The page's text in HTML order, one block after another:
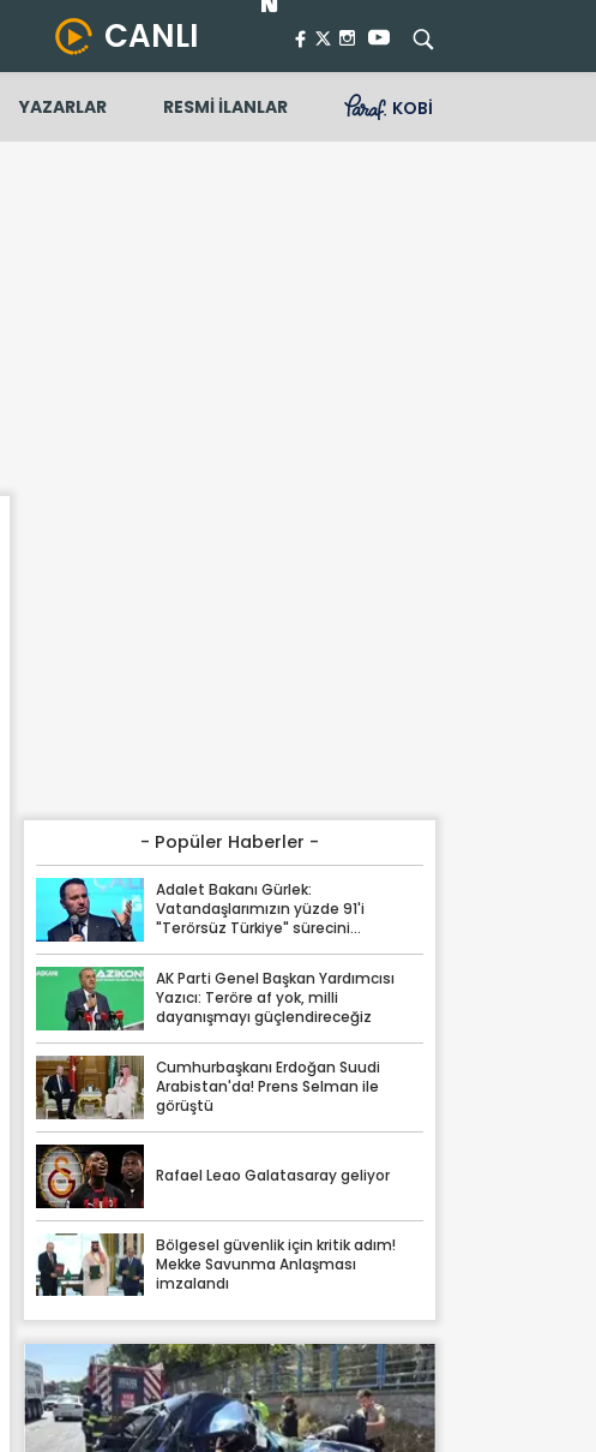
CANLI
YAZARLAR RESMİ İLANLAR KOBİ
- Popüler Haberler -
Adalet Bakanı Gürlek:
Vatandaşlarımızın yüzde 91'i
"Terörsüz Türkiye" sürecini
AK Parti Genel Başkan Yardımcısı
Yazıcı: Teröre af yok, milli
dayanışmayı güçlendireceğiz
Cumhurbaşkanı Erdoğan Suudi
Arabistan'da! Prens Selman ile
görüştü
Rafael Leao Galatasaray geliyor
Bölgesel güvenlik için kritik adım!
Mekke Savunma Anlaşması
imzalandı